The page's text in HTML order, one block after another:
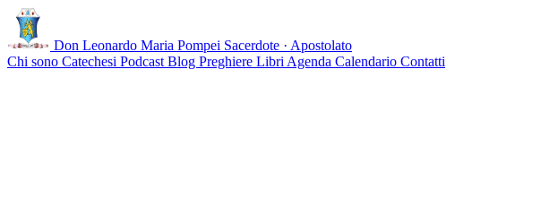
Don Leonardo Maria Pompei Sacerdote · Apostolato
Chi sono Catechesi Podcast Blog Preghiere Libri Agenda Calendario Contatti